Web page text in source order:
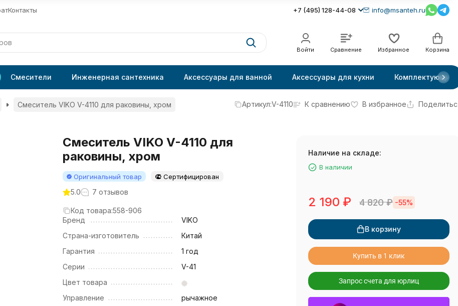
Контакты +7 (495) 128-44-08 info@msanteh.ru
Войти Сравнение Избранное Корзина
Смесители Инженерная сантехника Аксессуары для ванной Аксессуары для кухни Комплектующие
Смеситель VIKO V-4110 для раковины, хром Артикул:V-4110 К сравнению В избранное
Смеситель VIKO V-4110 для
раковины, хром
Оригинальный товар Сертифицирован
5.0 7 отзывов
Код товара:558-906
Бренд
VIKO
Страна-изготовитель
Китай
Гарантия
1 год
Серии
V-41
Цвет товара
Управление
рычажное
Наличие на складе:
В наличии
2 190 ₽ 4 820₽ -55%
В корзину
Купить в 1 клик
Запрос счета для юрлиц